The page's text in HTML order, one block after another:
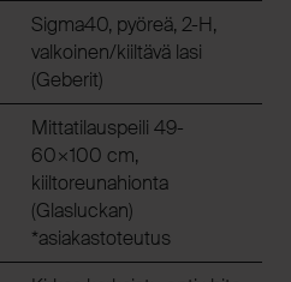
Sigma40, pyöreä, 2-H,
valkoinen/kiiltävä lasi
(Geberit)
Mittatilauspeili 49-
60×100 cm,
kiiltoreunahionta
(Glasluckan)
*asiakastoteutus